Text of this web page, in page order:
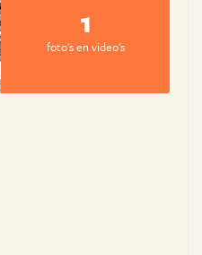
1
foto's en video's